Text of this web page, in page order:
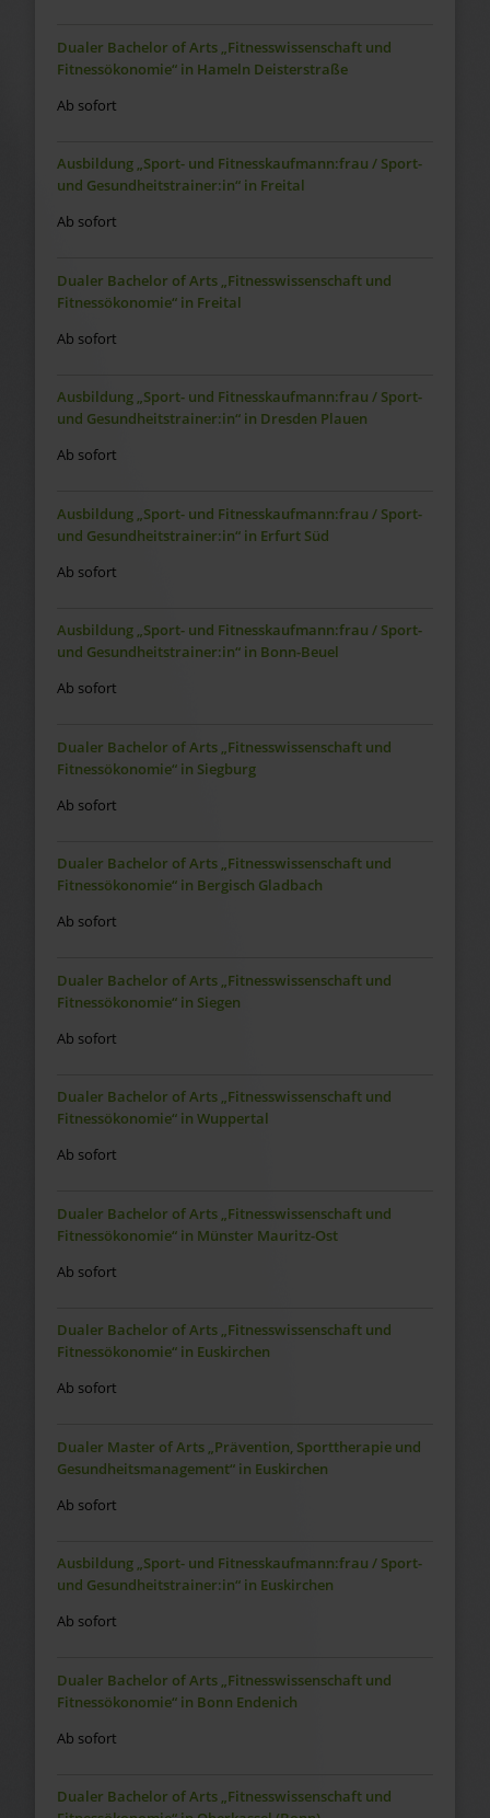
Dualer Bachelor of Arts „Fitnesswissenschaft und
Fitnessökonomie“ in Hameln Deisterstraße
Ab sofort
Ausbildung „Sport- und Fitnesskaufmann:frau / Sport-
und Gesundheitstrainer:in“ in Freital
Ab sofort
Dualer Bachelor of Arts „Fitnesswissenschaft und
Fitnessökonomie“ in Freital
Ab sofort
Ausbildung „Sport- und Fitnesskaufmann:frau / Sport-
und Gesundheitstrainer:in“ in Dresden Plauen
Ab sofort
Ausbildung „Sport- und Fitnesskaufmann:frau / Sport-
und Gesundheitstrainer:in“ in Erfurt Süd
Ab sofort
Ausbildung „Sport- und Fitnesskaufmann:frau / Sport-
und Gesundheitstrainer:in“ in Bonn-Beuel
Ab sofort
Dualer Bachelor of Arts „Fitnesswissenschaft und
Fitnessökonomie“ in Siegburg
Ab sofort
Dualer Bachelor of Arts „Fitnesswissenschaft und
Fitnessökonomie“ in Bergisch Gladbach
Ab sofort
Dualer Bachelor of Arts „Fitnesswissenschaft und
Fitnessökonomie“ in Siegen
Ab sofort
Dualer Bachelor of Arts „Fitnesswissenschaft und
Fitnessökonomie“ in Wuppertal
Ab sofort
Dualer Bachelor of Arts „Fitnesswissenschaft und
Fitnessökonomie“ in Münster Mauritz-Ost
Ab sofort
Dualer Bachelor of Arts „Fitnesswissenschaft und
Fitnessökonomie“ in Euskirchen
Ab sofort
Dualer Master of Arts „Prävention, Sporttherapie und
Gesundheitsmanagement“ in Euskirchen
Ab sofort
Ausbildung „Sport- und Fitnesskaufmann:frau / Sport-
und Gesundheitstrainer:in“ in Euskirchen
Ab sofort
Dualer Bachelor of Arts „Fitnesswissenschaft und
Fitnessökonomie“ in Bonn Endenich
Ab sofort
Dualer Bachelor of Arts „Fitnesswissenschaft und